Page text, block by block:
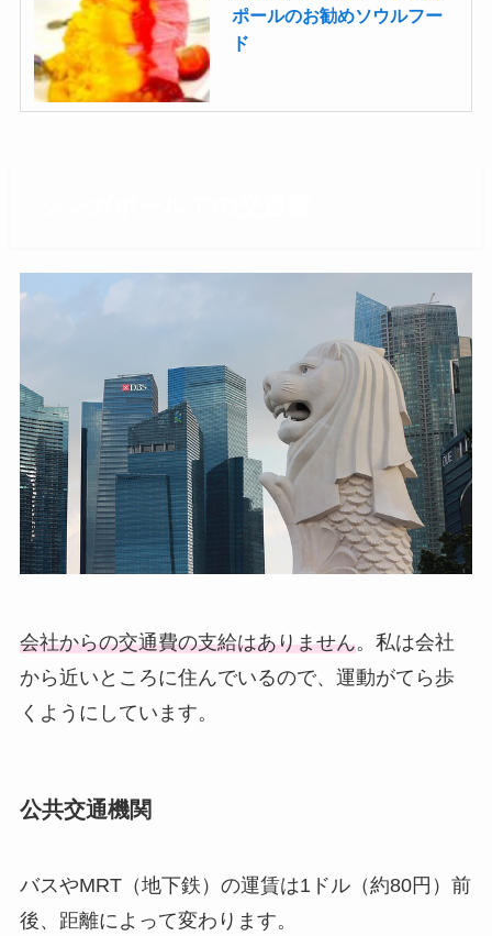
ポールのお勧めソウルフー
ド
会社からの交通費の支給はありません。私は会社
から近いところに住んでいるので、運動がてら歩
くようにしています。
公共交通機関
バスやMRT（地下鉄）の運賃は1ドル（約80円）前
後、距離によって変わります。